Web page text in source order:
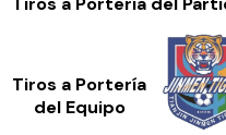
Tiros a Portería
del Equipo